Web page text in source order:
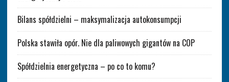
Bilans spółdzielni – maksymalizacja autokonsumpcji
Polska stawiła opór. Nie dla paliwowych gigantów na COP
Spółdzielnia energetyczna – po co to komu?